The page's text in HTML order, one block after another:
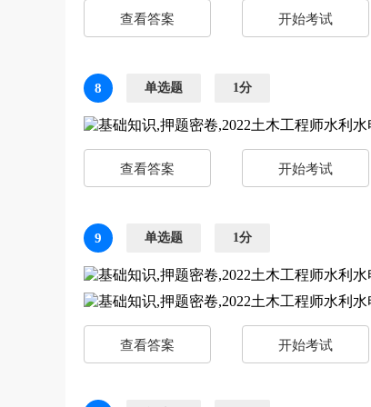
查看答案 开始考试
8 单选题 1分
查看答案 开始考试
9 单选题 1分
查看答案 开始考试